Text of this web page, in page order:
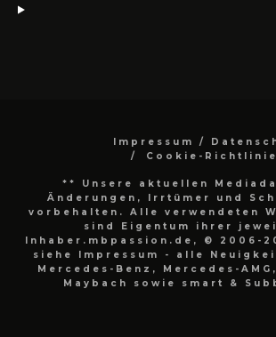
Impressum /
Cookie-Richtlinie
** Unsere aktuellen
Änderungen, Irrtümer und
vorbehalten. Alle verwendeten
sind Eigentum ihrer
Inhaber.mbpassion.de, © 2006-
siehe Impressum - alle
Mercedes-Benz, Mercedes-
Maybach sowie smart &